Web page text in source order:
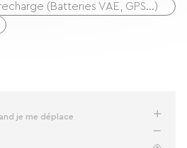
(Batteries VAE, GPS…)
je me déplace